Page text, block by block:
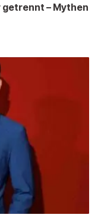
– Mythen